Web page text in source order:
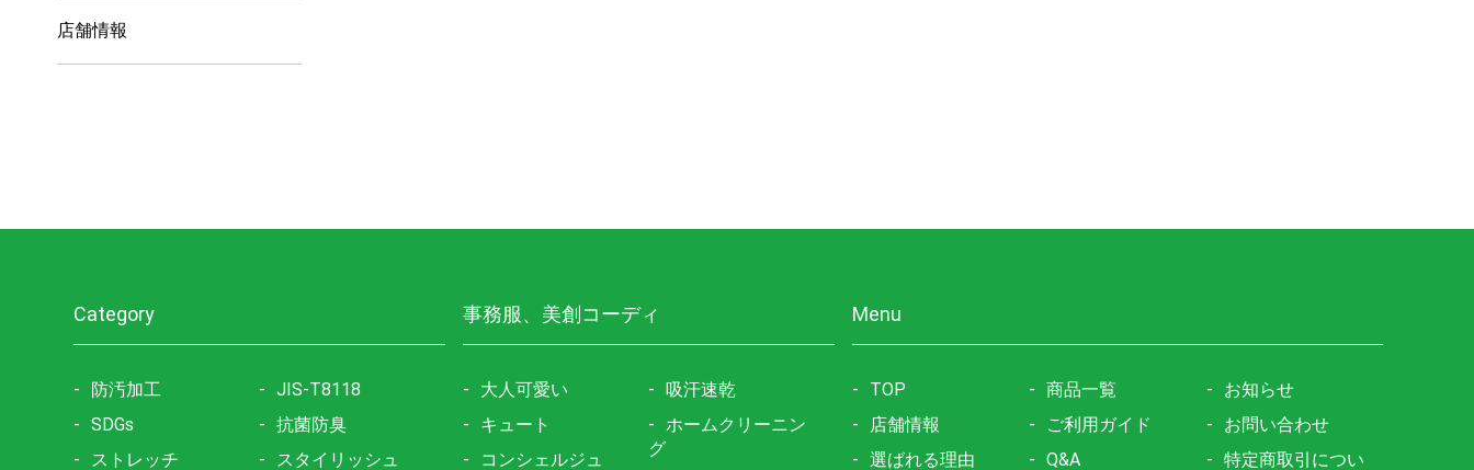
店舗情報
Category
防汚加工
SDGs
ストレッチ
JIS-T8118
抗菌防臭
スタイリッシュ
事務服、美創コーディ
大人可愛い
キュート
コンシェルジュ
吸汗速乾
ホームクリーニン
グ
Menu
TOP
店舗情報
選ばれる理由
商品一覧
ご利用ガイド
Q&A
お知らせ
お問い合わせ
特定商取引につい